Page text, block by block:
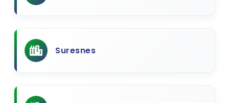
Suresnes